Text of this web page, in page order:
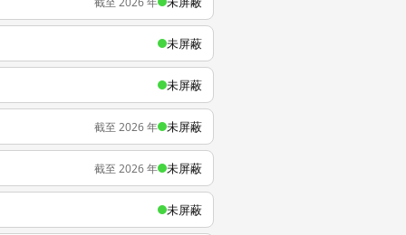
未屏蔽
未屏蔽
截至 2026 年 未屏蔽
截至 2026 年 未屏蔽
未屏蔽